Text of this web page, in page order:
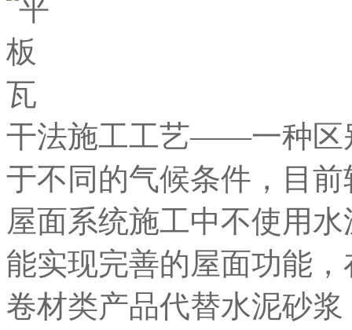
干法施工工艺——一种区
于不同的气候条件，目
屋面系统施工中不使用
能实现完善的屋面功能
卷材类产品代替水泥砂